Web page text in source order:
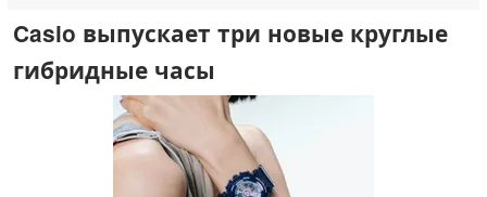
Casio выпускает три новые круглые
гибридные часы